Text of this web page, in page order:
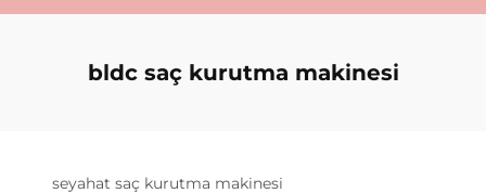
bldc saç kurutma makinesi
seyahat saç kurutma makinesi